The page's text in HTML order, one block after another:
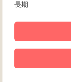
長期